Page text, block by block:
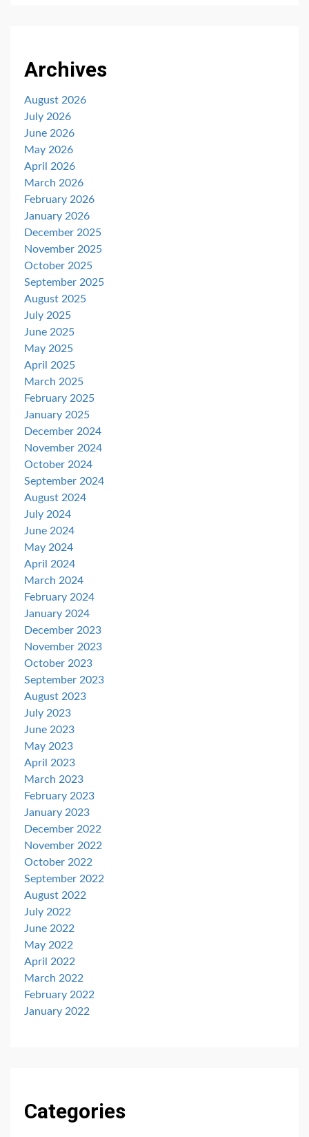
Archives
August 2026
July 2026
June 2026
May 2026
April 2026
March 2026
February 2026
January 2026
December 2025
November 2025
October 2025
September 2025
August 2025
July 2025
June 2025
May 2025
April 2025
March 2025
February 2025
January 2025
December 2024
November 2024
October 2024
September 2024
August 2024
July 2024
June 2024
May 2024
April 2024
March 2024
February 2024
January 2024
December 2023
November 2023
October 2023
September 2023
August 2023
July 2023
June 2023
May 2023
April 2023
March 2023
February 2023
January 2023
December 2022
November 2022
October 2022
September 2022
August 2022
July 2022
June 2022
May 2022
April 2022
March 2022
February 2022
January 2022
Categories